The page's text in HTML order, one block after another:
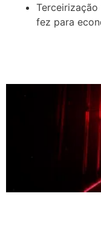
Terceirização
fez para